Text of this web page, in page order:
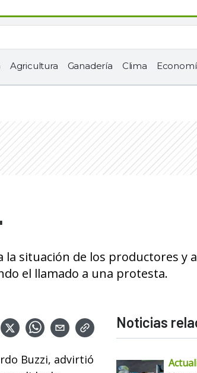
Agricultura Ganadería Clima
situación de los productores y
el llamado a una protesta.
Buzzi, advirtió
Noticias